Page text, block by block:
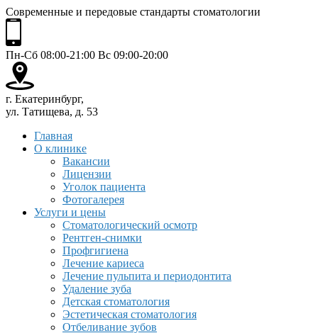
Современные и передовые стандарты стоматологии
Пн-Сб 08:00-21:00 Вс 09:00-20:00
г. Екатеринбург,
ул. Татищева, д. 53
Главная
О клинике
Вакансии
Лицензии
Уголок пациента
Фотогалерея
Услуги и цены
Стоматологический осмотр
Рентген-снимки
Профгигиена
Лечение кариеса
Лечение пульпита и периодонтита
Удаление зуба
Детская стоматология
Эстетическая стоматология
Отбеливание зубов